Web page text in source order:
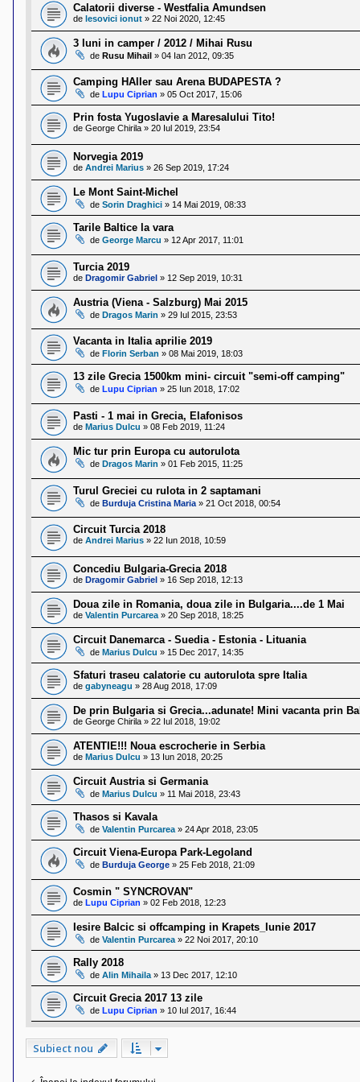
Calatorii diverse - Westfalia Amundsen
de lesovici ionut » 22 Noi 2020, 12:45
3 luni in camper / 2012 / Mihai Rusu
de Rusu Mihail » 04 Ian 2012, 09:35
Camping HAller sau Arena BUDAPESTA ?
de Lupu Ciprian » 05 Oct 2017, 15:06
Prin fosta Yugoslavie a Maresalului Tito!
de George Chirila » 20 Iul 2019, 23:54
Norvegia 2019
de Andrei Marius » 26 Sep 2019, 17:24
Le Mont Saint-Michel
de Sorin Draghici » 14 Mai 2019, 08:33
Tarile Baltice la vara
de George Marcu » 12 Apr 2017, 11:01
Turcia 2019
de Dragomir Gabriel » 12 Sep 2019, 10:31
Austria (Viena - Salzburg) Mai 2015
de Dragos Marin » 29 Iul 2015, 23:53
Vacanta in Italia aprilie 2019
de Florin Serban » 08 Mai 2019, 18:03
13 zile Grecia 1500km mini- circuit "semi-off camping"
de Lupu Ciprian » 25 Iun 2018, 17:02
Pasti - 1 mai in Grecia, Elafonisos
de Marius Dulcu » 08 Feb 2019, 11:24
Mic tur prin Europa cu autorulota
de Dragos Marin » 01 Feb 2015, 11:25
Turul Greciei cu rulota in 2 saptamani
de Burduja Cristina Maria » 21 Oct 2018, 00:54
Circuit Turcia 2018
de Andrei Marius » 22 Iun 2018, 10:59
Concediu Bulgaria-Grecia 2018
de Dragomir Gabriel » 16 Sep 2018, 12:13
Doua zile in Romania, doua zile in Bulgaria....de 1 Mai
de Valentin Purcarea » 20 Sep 2018, 18:25
Circuit Danemarca - Suedia - Estonia - Lituania
de Marius Dulcu » 15 Dec 2017, 14:35
Sfaturi traseu calatorie cu autorulota spre Italia
de gabyneagu » 28 Aug 2018, 17:09
De prin Bulgaria si Grecia...adunate! Mini vacanta prin
de George Chirila » 22 Iul 2018, 19:02
ATENTIE!!! Noua escrocherie in Serbia
de Marius Dulcu » 13 Iun 2018, 20:25
Circuit Austria si Germania
de Marius Dulcu » 11 Mai 2018, 23:43
Thasos si Kavala
de Valentin Purcarea » 24 Apr 2018, 23:05
Circuit Viena-Europa Park-Legoland
de Burduja George » 25 Feb 2018, 21:09
Cosmin " SYNCROVAN"
de Lupu Ciprian » 02 Feb 2018, 12:23
Iesire Balcic si offcamping in Krapets_Iunie 2017
de Valentin Purcarea » 22 Noi 2017, 20:10
Rally 2018
de Alin Mihaila » 13 Dec 2017, 12:10
Circuit Grecia 2017 13 zile
de Lupu Ciprian » 10 Iul 2017, 16:44
Subiect nou